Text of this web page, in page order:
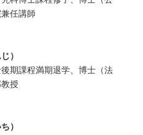
任講師
）
期課程満期退学、博士（法
授
）